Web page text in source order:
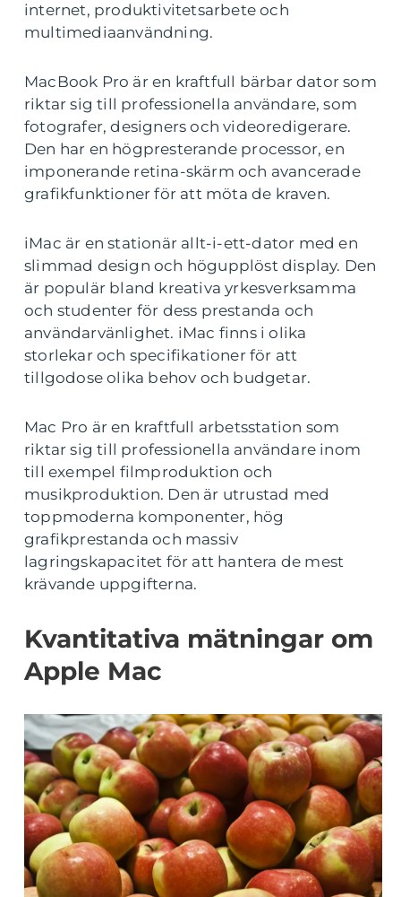
internet, produktivitetsarbete och
multimediaanvändning.
MacBook Pro är en kraftfull bärbar dator som
riktar sig till professionella användare, som
fotografer, designers och videoredigerare.
Den har en högpresterande processor, en
imponerande retina-skärm och avancerade
grafikfunktioner för att möta de kraven.
iMac är en stationär allt-i-ett-dator med en
slimmad design och högupplöst display. Den
är populär bland kreativa yrkesverksamma
och studenter för dess prestanda och
användarvänlighet. iMac finns i olika
storlekar och specifikationer för att
tillgodose olika behov och budgetar.
Mac Pro är en kraftfull arbetsstation som
riktar sig till professionella användare inom
till exempel filmproduktion och
musikproduktion. Den är utrustad med
toppmoderna komponenter, hög
grafikprestanda och massiv
lagringskapacitet för att hantera de mest
krävande uppgifterna.
Kvantitativa mätningar om
Apple Mac